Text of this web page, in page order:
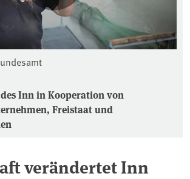
Inn in Kooperation von
Freistaat und
verändertet Inn